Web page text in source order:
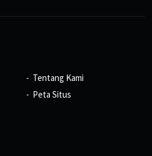
Tentang Kami
Peta Situs